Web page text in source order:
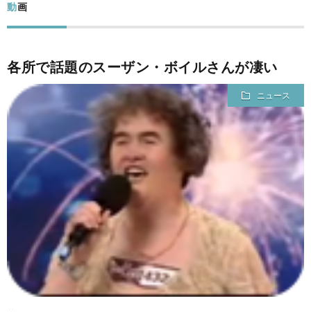
記
Tips
ジ
ェ
ッ
グ
ル
メ
旅
行・
歩
こ
ブ
動画
各所で話題のスーザン・ボイルさんが凄い
ニュース